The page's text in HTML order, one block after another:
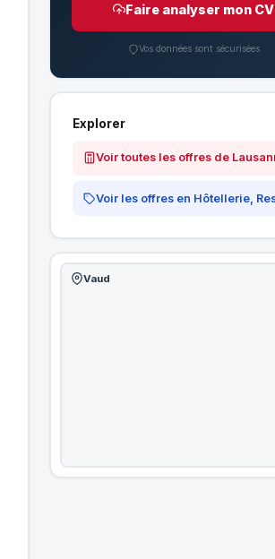
Faire analyser mon CV
Vos données sont sécurisées
Explorer
Vaud